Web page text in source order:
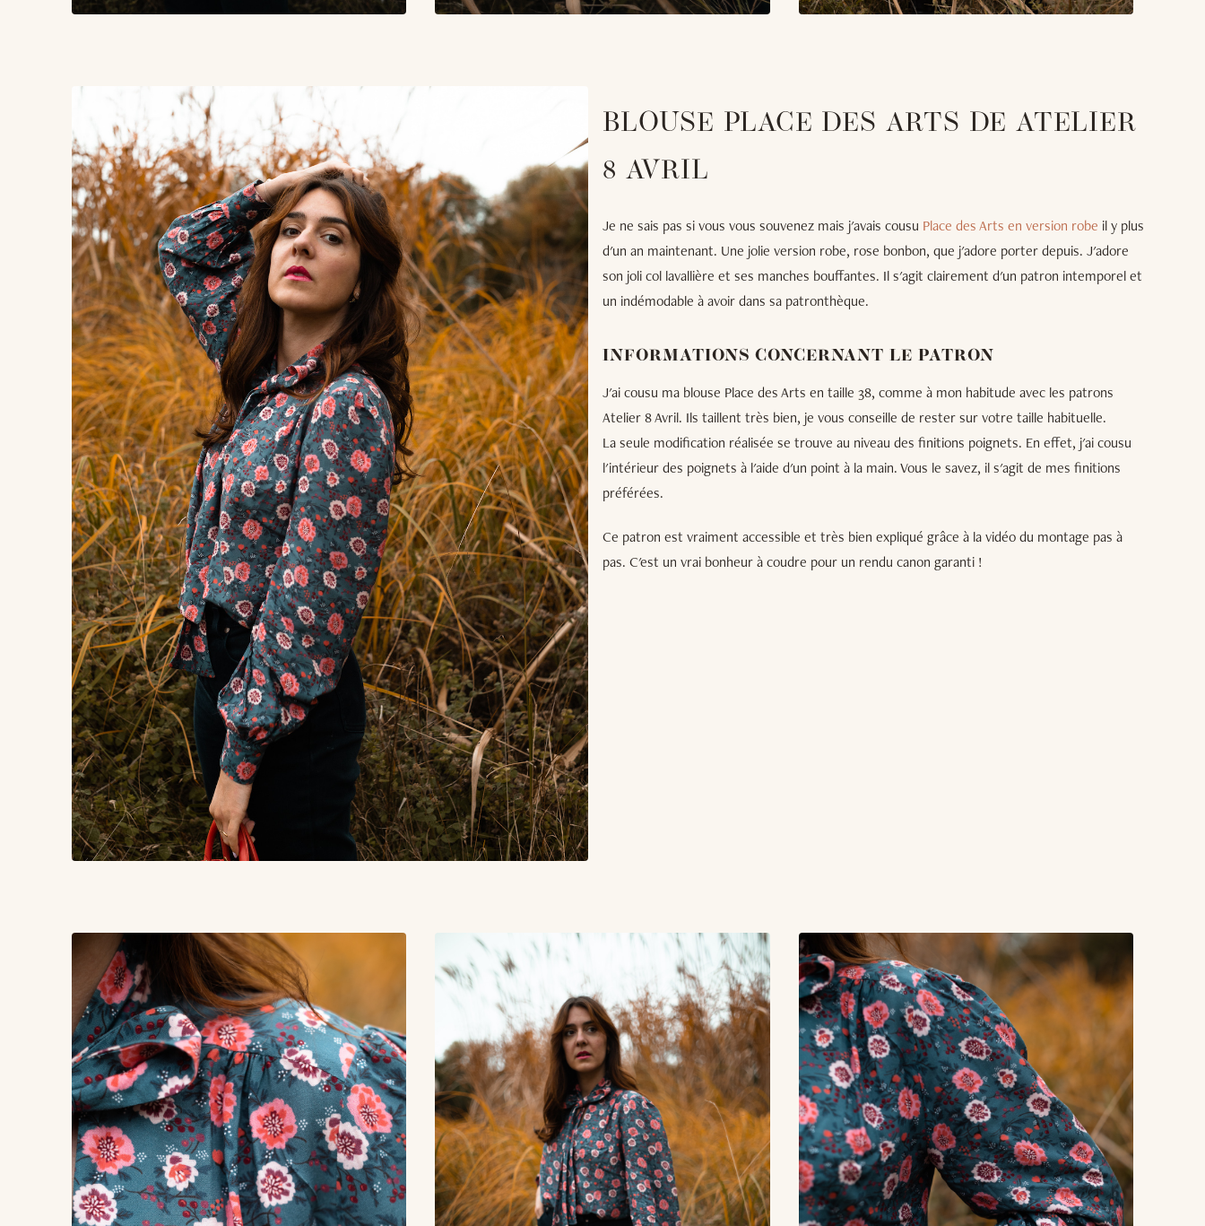
BLOUSE PLACE DES ARTS DE ATELIER
8 AVRIL
Je ne sais pas si vous vous souvenez mais j'avais cousu Place des Arts en version robe il y plus
d'un an maintenant. Une jolie version robe, rose bonbon, que j'adore porter depuis. J'adore
son joli col lavallière et ses manches bouffantes. Il s'agit clairement d'un patron intemporel et
un indémodable à avoir dans sa patronthèque.
INFORMATIONS CONCERNANT LE PATRON
J'ai cousu ma blouse Place des Arts en taille 38, comme à mon habitude avec les patrons
Atelier 8 Avril. Ils taillent très bien, je vous conseille de rester sur votre taille habituelle.
La seule modification réalisée se trouve au niveau des finitions poignets. En effet, j'ai cousu
l'intérieur des poignets à l'aide d'un point à la main. Vous le savez, il s'agit de mes finitions
préférées.
Ce patron est vraiment accessible et très bien expliqué grâce à la vidéo du montage pas à
pas. C'est un vrai bonheur à coudre pour un rendu canon garanti !